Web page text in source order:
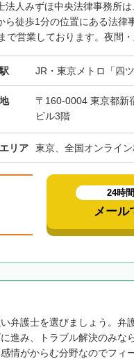
法人みずほ中央法律事務所
ら徒歩1分の位置にある法律
で営業しております。夜間
JR・東京メトロ「四
〒160-0004 東京都新
ビル3階
リア 東京、全国オンライ
24時
メール
弁護士を選びましょう。弁
進み、トラブル解決のみな
情がからむ分野なのでフィ